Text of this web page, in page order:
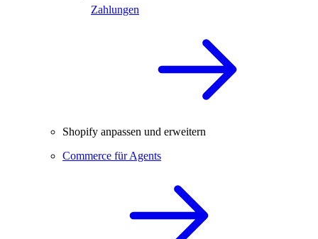
Zahlungen
Shopify anpassen und erweitern
Commerce für Agents